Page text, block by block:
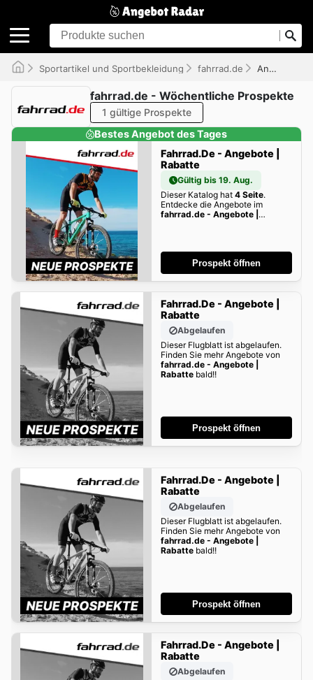
Sportartikel und Sportbekleidung fahrrad.de Angebote
fahrrad.de - Wöchentliche Prospekte
1 gültige Prospekte
Bestes Angebot des Tages
Fahrrad.de - Angebote |
Rabatte
Gültig bis 19. Aug.
Dieser Katalog hat 4 Seite.
Entdecke die Angebote im
fahrrad.de - Angebote |
Prospekt öffnen
Fahrrad.de - Angebote |
Rabatte
Abgelaufen
Dieser Flugblatt ist abgelaufen.
Finden Sie mehr Angebote von
fahrrad.de - Angebote |
Rabattebald!!
Prospekt öffnen
Fahrrad.de - Angebote |
Rabatte
Abgelaufen
Dieser Flugblatt ist abgelaufen.
Finden Sie mehr Angebote von
fahrrad.de - Angebote |
Rabattebald!!
Prospekt öffnen
Fahrrad.de - Angebote |
Rabatte
Abgelaufen